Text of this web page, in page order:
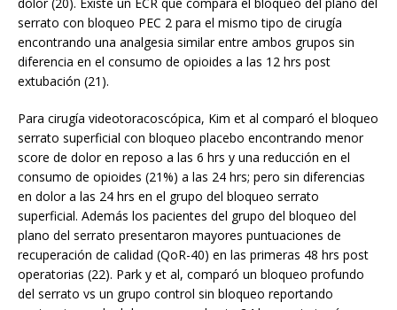
serrato con bloqueo PEC 2 para el mismo tipo de cirugía
encontrando una analgesia similar entre ambos grupos sin
diferencia en el consumo de opioides a las 12 hrs post
extubación (21).
Para cirugía videotoracoscópica, Kim et al comparó el bloqueo
serrato superficial con bloqueo placebo encontrando menor
score de dolor en reposo a las 6 hrs y una reducción en el
consumo de opioides (21%) a las 24 hrs; pero sin diferencias
en dolor a las 24 hrs en el grupo del bloqueo serrato
superficial. Además los pacientes del grupo del bloqueo del
plano del serrato presentaron mayores puntuaciones de
recuperación de calidad (QoR-40) en las primeras 48 hrs post
operatorias (22). Park y et al, comparó un bloqueo profundo
del serrato vs un grupo control sin bloqueo reportando